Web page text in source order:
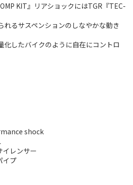
KIT』リアショックにはTGR『TEC-
れるサスペンションのしなやかな動き
化したバイクのように自在にコントロ
shock
イレンサー
イプ